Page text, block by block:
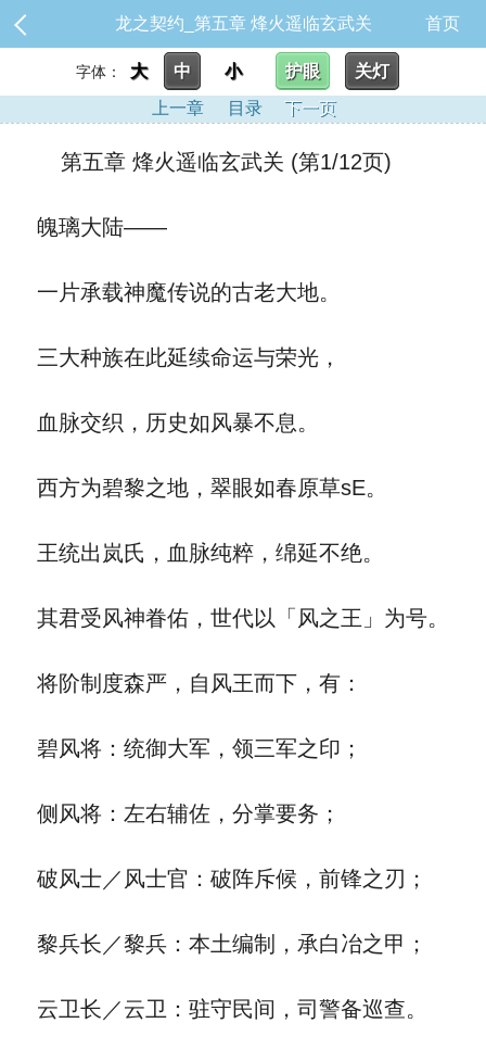
龙之契约_第五章 烽火遥临玄武关 首页
字体： 大 中 小 护眼
关灯
上一章
目录 下一页
第五章 烽火遥临玄武关 (第1/12页)
魄璃大陆——
一片承载神魔传说的古老大地。
三大种族在此延续命运与荣光，
血脉交织，历史如风暴不息。
西方为碧黎之地，翠眼如春原草sE。
王统出岚氏，血脉纯粹，绵延不绝。
其君受风神眷佑，世代以「风之王」为号。
将阶制度森严，自风王而下，有：
碧风将：统御大军，领三军之印；
侧风将：左右辅佐，分掌要务；
破风士／风士官：破阵斥候，前锋之刃；
黎兵长／黎兵：本土编制，承白冶之甲；
云卫长／云卫：驻守民间，司警备巡查。